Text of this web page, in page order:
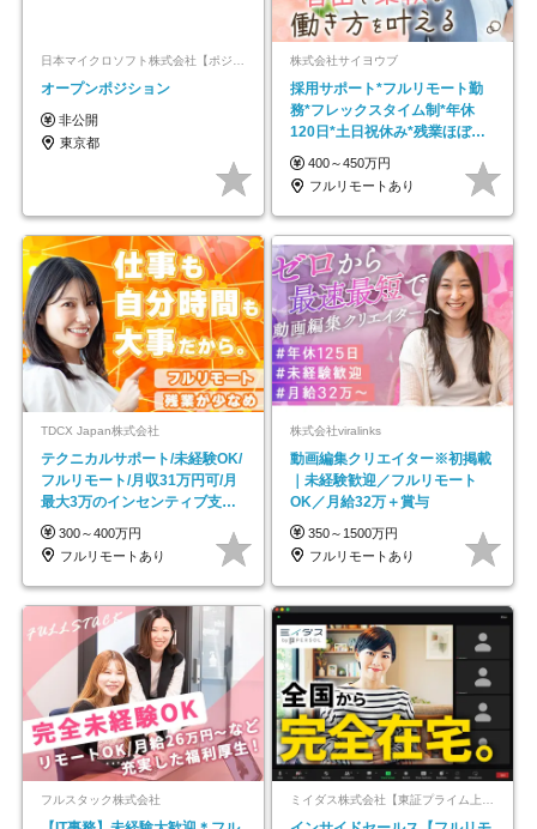
日本マイクロソフト株式会社【ポジションマッチ登録】
オープンポジション
非公開
東京都
株式会社サイヨウブ
採用サポート*フルリモート勤
務*フレックスタイム制*年休
120日*土日祝休み*残業ほぼな
し*育児中社員8割以上
400～450万円
フルリモートあり
TDCX Japan株式会社
テクニカルサポート/未経験OK/
フルリモート/月収31万円可/月
最大3万のインセンティブ支給/
平均年齢33歳
300～400万円
フルリモートあり
株式会社viralinks
動画編集クリエイター※初掲載
｜未経験歓迎／フルリモート
OK／月給32万＋賞与
350～1500万円
フルリモートあり
フルスタック株式会社 ミイダス株式会社【東証プライム上場パーソルグループ】